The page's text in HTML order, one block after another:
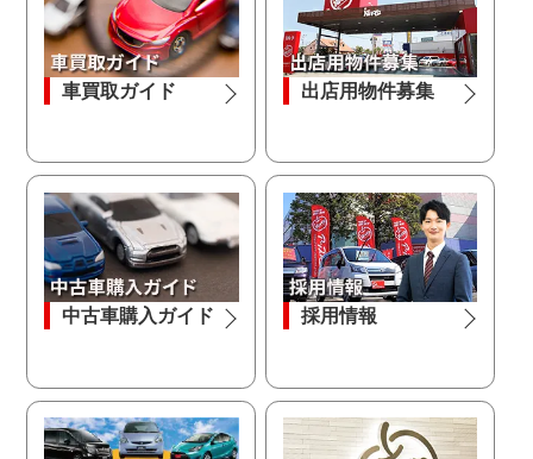
車買取ガイド 出店用物件募集
中古車購入ガイド 採用情報